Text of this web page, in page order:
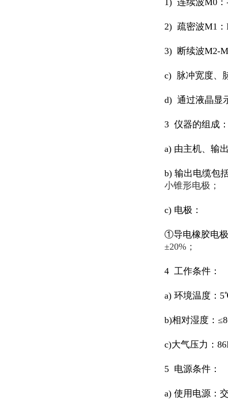
1) 连续波M0
2) 疏密波M1
3) 断续波M2-
c) 脉冲宽度、
d) 通过液晶显
3 仪器的组成
a) 由主机、输
b) 输出电缆包
小锥形电极；
c) 电极：
①导电橡胶电
±20%；
4 工作条件：
a) 环境温度：
b)相对湿度：
c)大气压力：
5 电源条件：
a) 使用电源：